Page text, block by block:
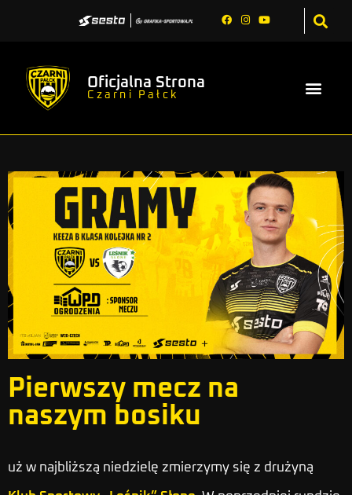
Oficjalna Strona
Czarni Pałck
Pierwszy mecz na
naszym bosiku
uż w najbliższą niedzielę zmierzymy się z drużyną